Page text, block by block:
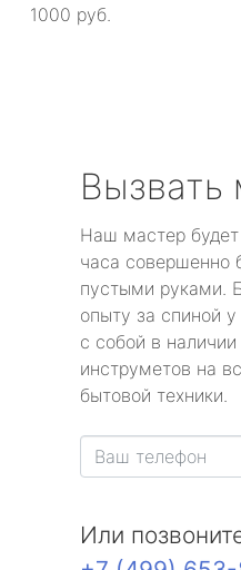
1000 руб.
Вызвать
Наш мастер
часа совершенно
пустыми руками.
опыту за спиной
с собой в
инструметов на
бытовой техники.
Или